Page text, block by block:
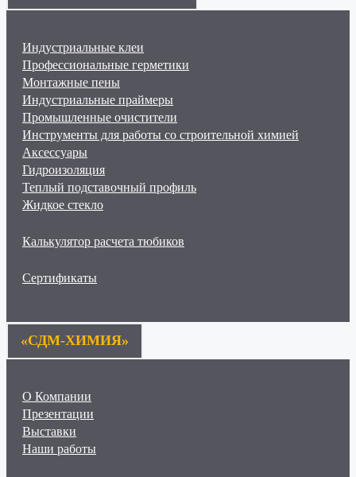
Индустриальные клеи
Профессиональные герметики
Монтажные пены
Индустриальные праймеры
Промышленные очистители
Инструменты для работы со строительной химией
Аксессуары
Гидроизоляция
Теплый подставочный профиль
Жидкое стекло
Калькулятор расчета тюбиков
Сертификаты
«СДМ-ХИМИЯ»
О Компании
Презентации
Выставки
Наши работы